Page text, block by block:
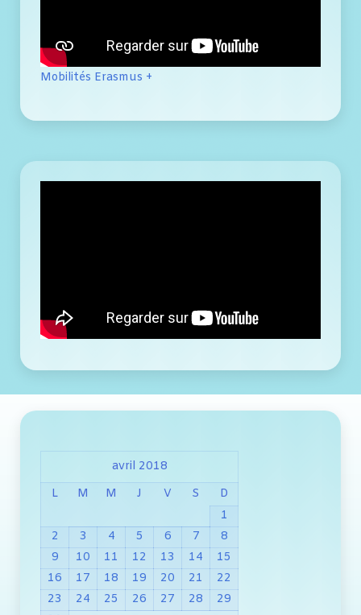
Mobilités Erasmus +
avril 2018
L
M M J V S
D
1
2
3 4 5 6 7
8
9
10 11 12 13 14
15
16
17 18 19 20 21
22
23
24 25 26 27 28
29